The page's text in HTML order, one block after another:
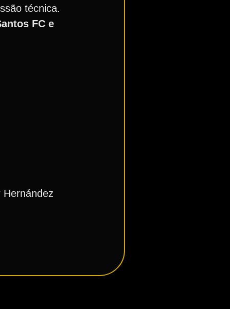
técnica.
FC e